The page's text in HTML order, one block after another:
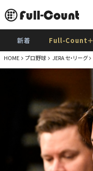
新着 Full-Count＋
HOME プロ野球 JERA セ・リーグ